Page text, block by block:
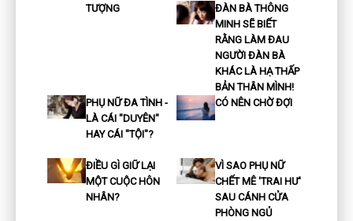
TƯỢNG
ĐÀN BÀ THÔNG
MINH SẼ BIẾT
RẰNG LÀM ĐAU
NGƯỜI ĐÀN BÀ
KHÁC LÀ HẠ THẤP
BẢN THÂN MÌNH!
PHỤ NỮ ĐA TÌNH -
LÀ CÁI "DUYÊN"
HAY CÁI "TỘI"?
CÓ NÊN CHỜ ĐỢI
ĐIỀU GÌ GIỮ LẠI
MỘT CUỘC HÔN
NHÂN?
VÌ SAO PHỤ NỮ
CHẾT MÊ 'TRAI HƯ'
SAU CÁNH CỬA
PHÒNG NGỦ